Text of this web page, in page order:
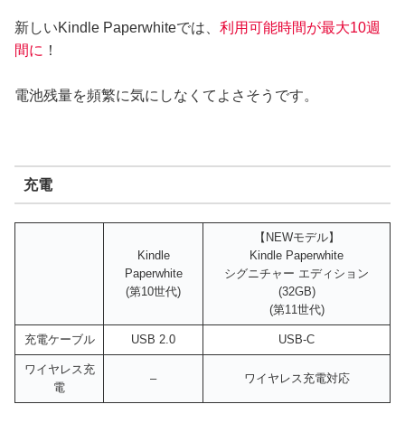
新しいKindle Paperwhiteでは、 利用可能時間が最大10週
間に ！
電池残量を頻繁に気にしなくてよさそうです。
充電
Kindle
Paperwhite
(第10世代)
【NEWモデル】
Kindle Paperwhite
シグニチャー エディション
(32GB)
(第11世代)
充電ケーブル USB 2.0 USB-C
ワイヤレス充
電
– ワイヤレス充電対応